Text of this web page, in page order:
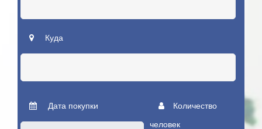
Куда
Дата покупки
Количество
человек